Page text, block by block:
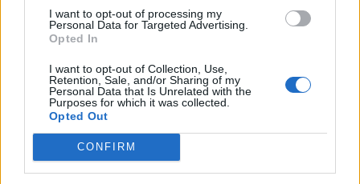
I want to opt-out of processing my
Personal Data for Targeted Advertising.
Opted In
I want to opt-out of Collection, Use,
Retention, Sale, and/or Sharing of my
Personal Data that Is Unrelated with the
Purposes for which it was collected.
Opted Out
CONFIRM
ανταύγεις που σου αρέσουν περισσότερο!